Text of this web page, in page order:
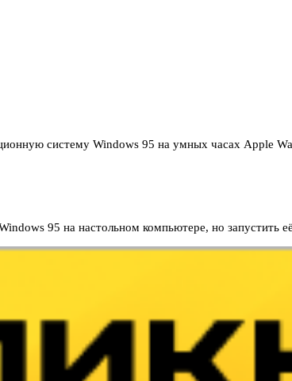
систему Windows 95 на умных часах Apple
95 на настольном компьютере, но запустить